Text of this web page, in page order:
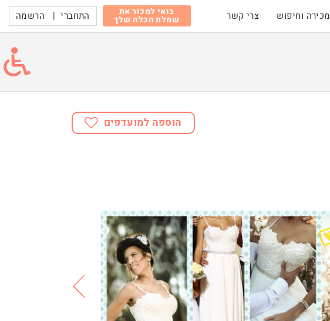
מכירה וחיפוש צרי קשר בואי למכור את
שמלת הכלה שלך התחברי | הרשמה
הוספה למועדפים